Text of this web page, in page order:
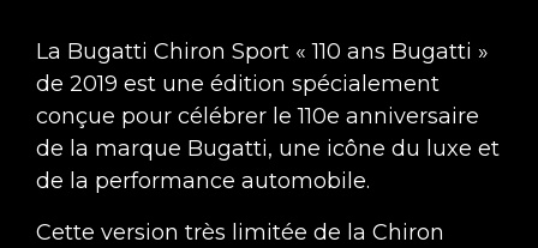
La Bugatti Chiron Sport « 110 ans Bugatti »
de 2019 est une édition spécialement
conçue pour célébrer le 110e anniversaire
de la marque Bugatti, une icône du luxe et
de la performance automobile.
Cette version très limitée de la Chiron